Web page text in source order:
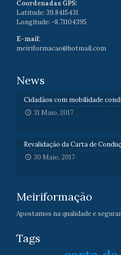
Coordenadas GPS:
Latitude: 39.8415431
Longitude: -8.71104395
E-mail:
meiriformacao@hotmail.com
News
Cidadãos com mobilidade
31 Maio, 2017
Revalidação da Carta de
30 Maio, 2017
Meiriformação
Apostamos na qualidade e
Tags